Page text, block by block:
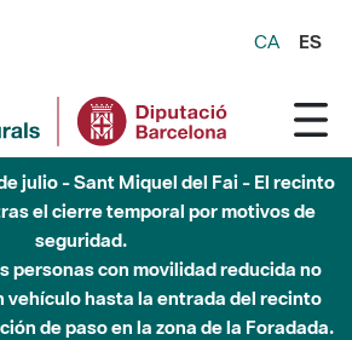
CA ES
julio - Sant Miquel del Fai - El recinto
el cierre temporal por motivos de
seguridad.
personas con movilidad reducida no
vehículo hasta la entrada del recinto
de paso en la zona de la Foradada.